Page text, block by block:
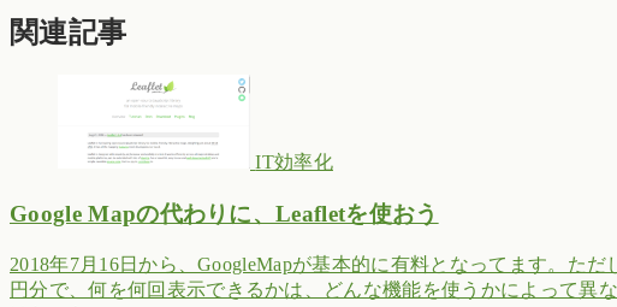
関連記事
IT効率化
Google Mapの代わりに、Leafletを使おう
2018年7月16日から、GoogleMapが基本的に有料となってます。た
円分で、何を何回表示できるかは、どんな機能を使うかによって異